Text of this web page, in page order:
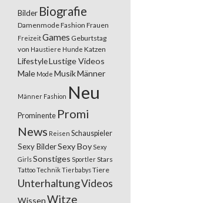
Bilder Biografie
DamenmodeFashion Frauen
FreizeitGames Geburtstag
von Haustiere Hunde Katzen
LifestyleLustige Videos
Male Mode MusikMänner
Männer Fashion Neu
Prominente Promi
News Reisen Schauspieler
Sexy BilderSexy Boy Sexy
GirlsSonstiges SportlerStars
TattooTechnikTierbabysTiere
UnterhaltungVideos
WissenWitze